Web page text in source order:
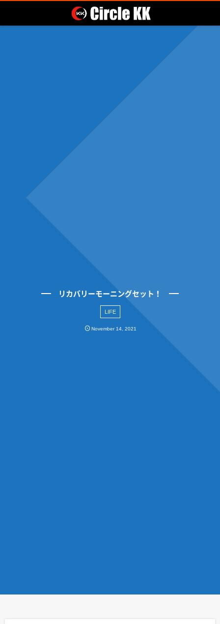
リカバリーモーニングセット！
LIFE
November 14 ,2021